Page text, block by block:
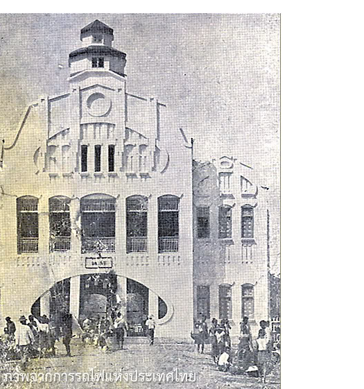
เจริญ
ของ
สยาม
ประเทศ
ก่อน
เปลี่ยนแปลง
การ
ปกครอง
และ “เทพีรัฐธรรมนูญ
องค์ใหม่ใน “ศิลปะคณะ
ราษฎร”